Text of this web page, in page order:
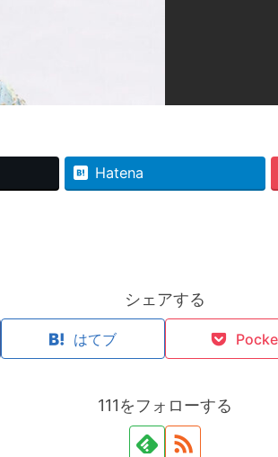
Hatena
シェアする
はてブ
111をフォローする